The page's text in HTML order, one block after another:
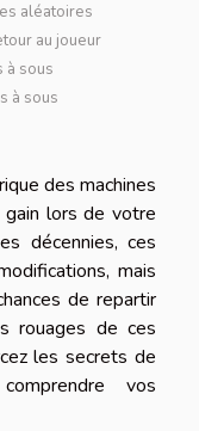
aléatoires
au joueur
à sous
à sous
des machines
lors de votre
décennies, ces
mais
de repartir
rouages de ces
les secrets de
vos